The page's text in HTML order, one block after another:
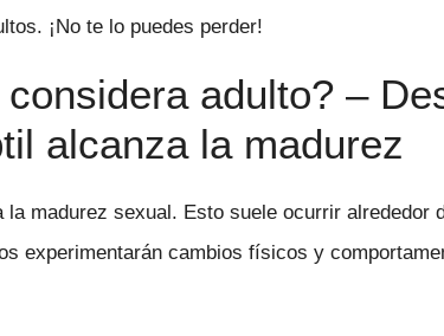
¡No te lo puedes perder!
adulto? –
alcanza la madurez
madurez sexual. Esto suele ocurrir alrededor
experimentarán cambios físicos y